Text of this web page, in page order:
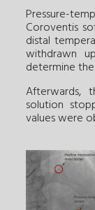
Pressure-
Coroventis
distal
withdrawn
determine
Afterwards,
solution
values were